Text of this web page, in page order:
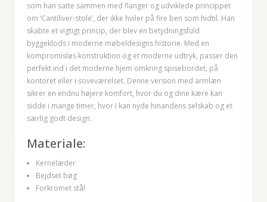
som han satte sammen med flanger og udviklede princippet
om ’Cantiliver-stole’, der ikke hviler på fire ben som hidtil. Han
skabte et vigtigt princip, der blev en betydningsfuld
byggeklods i moderne møbeldesigns historie. Med en
kompromisløs konstruktion og et moderne udtryk, passer den
perfekt ind i det moderne hjem omkring spisebordet, på
kontoret eller i soveværelset. Denne version med armlæn
sikrer en endnu højere komfort, hvor du og dine kære kan
sidde i mange timer, hvor I kan nyde hinandens selskab og et
særlig godt design.
Materiale:
Kernelæder
Bejdset bøg
Forkromet stål